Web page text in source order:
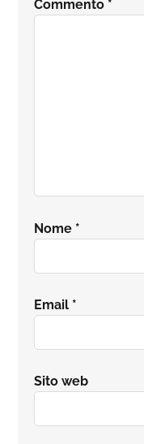
Commento *
Nome *
Email *
Sito web